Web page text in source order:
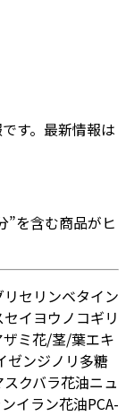
す。最新情報は
”を含む商品がヒ
リセリンベタイン
セイヨウノコギリ
ミ花/茎/葉エキ
ゼンジノリ多糖
スクバラ花油ニュ
イラン花油PCA-